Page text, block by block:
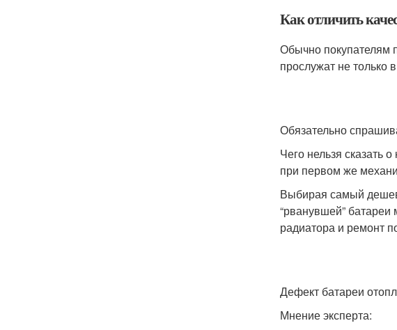
Как отличить
Обычно покупателям
прослужат не только
Обязательно
Чего нельзя сказать
при первом же
Выбирая самый
“рванувшей”
радиатора и ремонт
Дефект батареи
Мнение эксперта: